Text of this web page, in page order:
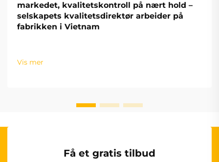
markedet, kvalitetskontroll på nært hold –
selskapets kvalitetsdirektør arbeider på
fabrikken i Vietnam
Vis mer
Få et gratis tilbud